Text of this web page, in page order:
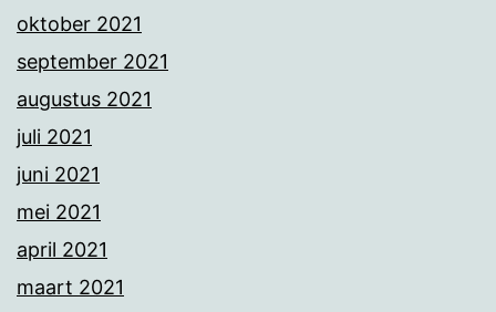
oktober 2021
september 2021
augustus 2021
juli 2021
juni 2021
mei 2021
april 2021
maart 2021